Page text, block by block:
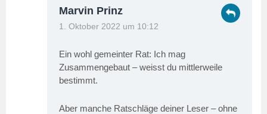
Marvin Prinz
1. Oktober 2022 um 10:12
Ein wohl gemeinter Rat: Ich mag
Zusammengebaut – weisst du mittlerweile
bestimmt.
Aber manche Ratschläge deiner Leser – ohne